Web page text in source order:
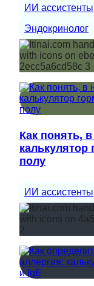
ИИ ассистенты
Эндокринолог
Как понять,
калькулятор
полу
ИИ ассистенты